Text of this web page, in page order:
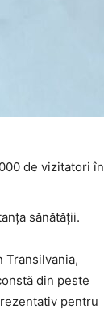
de vizitatori în
sănătății.
Transilvania,
din peste
pentru